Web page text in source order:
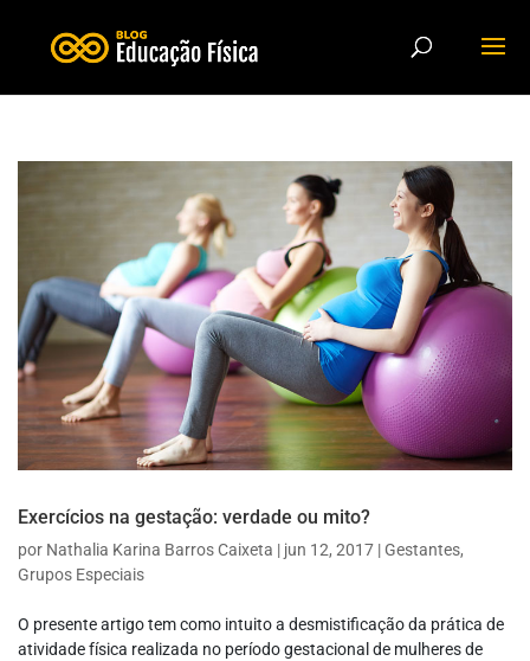
Exercícios na gestação: verdade ou mito?
por Nathalia Karina Barros Caixeta | jun 12, 2017 |Gestantes,
Grupos Especiais
O presente artigo tem como intuito a desmistificação da prática de
atividade física realizada no período gestacional de mulheres de